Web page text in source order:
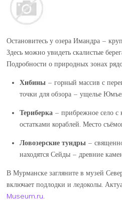
Остановитесь у озера Имандра –
Здесь можно увидеть скалистые
Подробности о природных зонах
Хибины – горный массив с
точки для обзора – ущелье
Териберка – прибрежное село
остатками кораблей. Место
Ловозерские тундры –
находятся Сейды – древние
В Мурманске загляните в музей
включает подлодки и ледоколы.
Museum.ru.